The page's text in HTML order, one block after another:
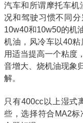
汽车和所谓摩托车机
况和驾驶习惯不同
10w40和10w50的机
机油，风冷车以40
用适当提高一个粘度
音增大、烧机油现象
解。
只有400cc以上湿式
些，选择符合MA2